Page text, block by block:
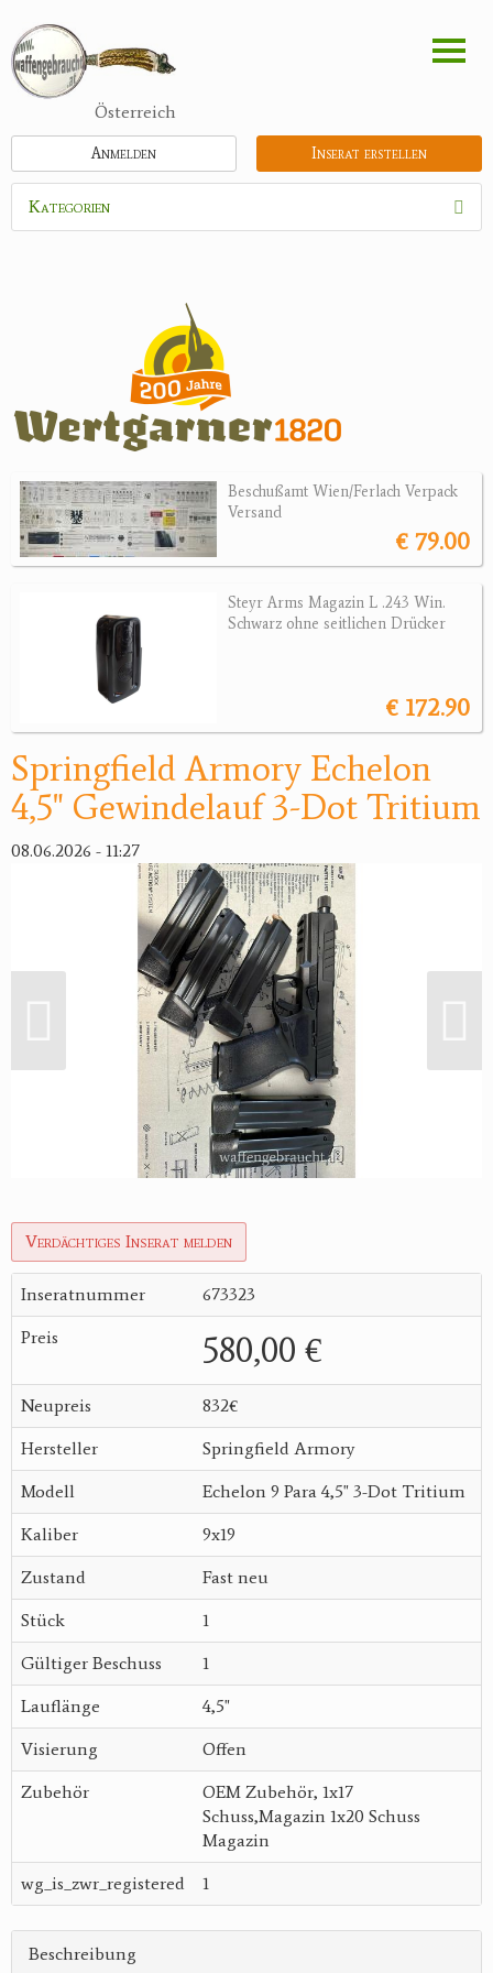
zum
Inhalt
Österreich
Inserat erstellen
Anmelden
Kategorien
Kipplaufgewehre
Kleinkalibergewehre
Repetiererbüchse
Luftdruckwaffen
Pistolen
Revolver
Sonstige Waffen
Bogensport
Zubehör
Jagdangebote
Jagdreviere
Geschenke
Reviereinrichtungen
Beschußamt Wien/Ferlach Verpack
Versand
€ 79.00
Steyr Arms Magazin L .243 Win.
Schwarz ohne seitlichen Drücker
€ 172.90
Springfield Armory Echelon
4,5" Gewindelauf 3-Dot Tritium
08.06.2026 - 11:27
Verdächtiges Inserat melden
Inseratnummer 673323
Preis 580,00 €
Neupreis 832€
Hersteller Springfield Armory
Modell Echelon 9 Para 4,5" 3-Dot Tritium
Kaliber 9x19
Zustand Fast neu
Stück 1
Gültiger Beschuss 1
Lauflänge 4,5"
Visierung Offen
Zubehör
OEM Zubehör, 1x17
Schuss,Magazin 1x20 Schuss
Magazin
wg_is_zwr_registered 1
Beschreibung